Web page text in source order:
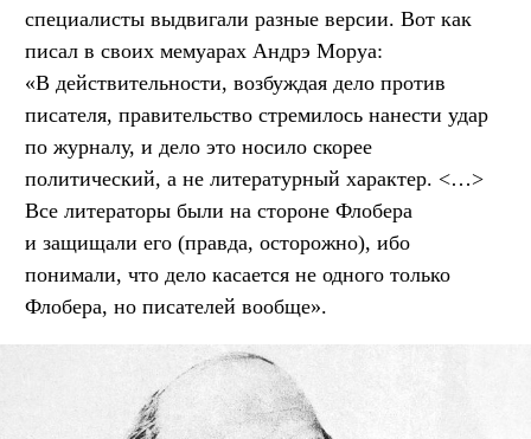
специалисты выдвигали разные версии. Вот как
писал в своих мемуарах Андрэ Моруа:
«В действительности, возбуждая дело против
писателя, правительство стремилось нанести удар
по журналу, и дело это носило скорее
политический, а не литературный характер. <…>
Все литераторы были на стороне Флобера
и защищали его (правда, осторожно), ибо
понимали, что дело касается не одного только
Флобера, но писателей вообще».